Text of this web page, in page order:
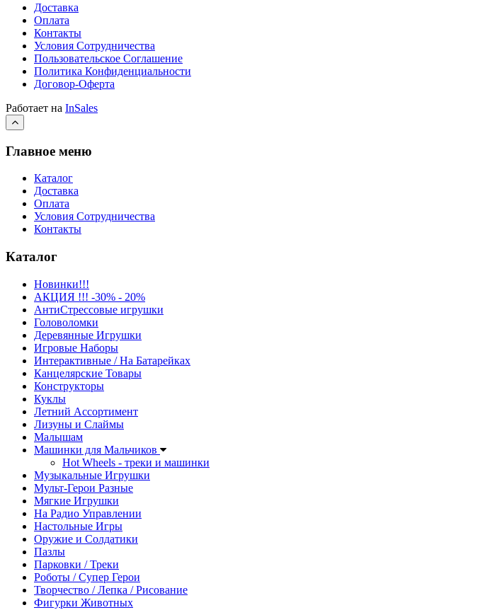
Доставка
Оплата
Контакты
Условия Сотрудничества
Пользовательское Соглашение
Политика Конфиденциальности
Договор-Оферта
Работает на InSales
Главное меню
Каталог
Доставка
Оплата
Условия Сотрудничества
Контакты
Каталог
Новинки!!!
АКЦИЯ !!! -30% - 20%
АнтиСтрессовые игрушки
Головоломки
Деревянные Игрушки
Игровые Наборы
Интерактивные / На Батарейках
Канцелярские Товары
Конструкторы
Куклы
Летний Ассортимент
Лизуны и Слаймы
Малышам
Машинки для Мальчиков
Hot Wheels - треки и машинки
Музыкальные Игрушки
Мульт-Герои Разные
Мягкие Игрушки
На Радио Управлении
Настольные Игры
Оружие и Солдатики
Пазлы
Парковки / Треки
Роботы / Супер Герои
Творчество / Лепка / Рисование
Фигурки Животных